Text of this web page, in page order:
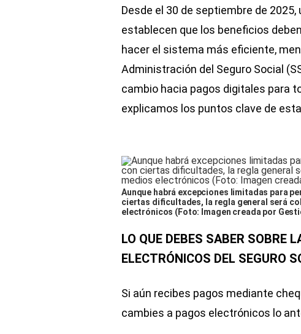
Desde el 30 de septiembre de
establecen que los beneficios
hacer el sistema más eficiente,
Administración del Seguro Social
cambio hacia pagos digitales para
explicamos los puntos clave de
Aunque habrá excepciones limitadas para
ciertas dificultades, la regla general será
electrónicos (Foto: Imagen creada por
LO QUE DEBES SABER SOBRE
ELECTRÓNICOS DEL SEGURO
Si aún recibes pagos mediante
cambies a pagos electrónicos lo